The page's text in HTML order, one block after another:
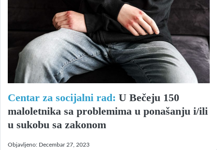
Centar za socijalni rad: U Bečeju 150
maloletnika sa problemima u ponašanju i/ili
u sukobu sa zakonom
Objavljeno: Decembar 27, 2023